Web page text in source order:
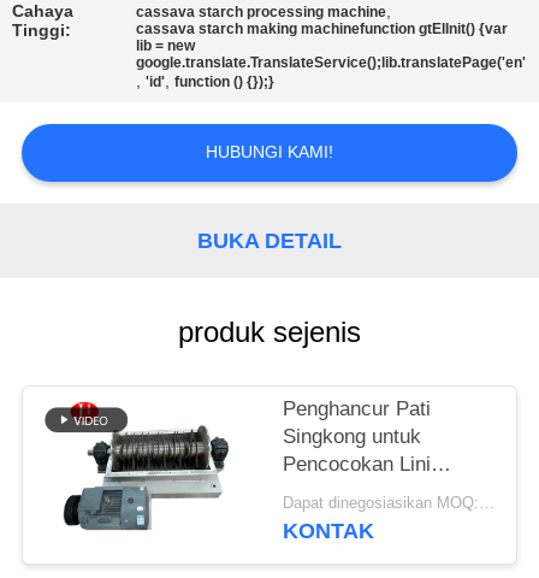
PERMINTAAN
SITEMAP
Cahaya
Tinggi:
cassava starch processing machine,
cassava starch making machinefunction gtElInit() {var
lib = new
google.translate.TranslateService();lib.translatePage('en'
,'id',function () {});}
HUBUNGI KAMI!
BUKA DETAIL
produk sejenis
Penghancur Pati
Singkong untuk
Pencocokan Lini
Produksi Pati Lengkap Dapat dinegosiasikan MOQ:1 Set
KONTAK